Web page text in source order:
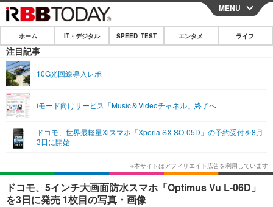
CLOSE
ホーム
IT・デジタル
ショッピング その他
SPEED TEST
エンタメ
エンタメTOP
韓国・芸能
音楽 スポーツ
ライフ
ライフTOP グルメ
ペット ショッピング
リリース一覧
プッシュ通知の停止方法
MENU
ホーム IT・デジタル SPEED TEST エンタメ ライフ
注目記事
10G光回線導入レポ
iモード向けサービス「Music＆Videoチャネル」終了へ
ドコモ、世界最軽量Xiスマホ「Xperia SX SO-05D」の予約受付を8月
3日に開始
ドコモ、5インチ大画面防水スマホ「Optimus Vu L-06D」
を3日に発売 1枚目の写真・画像